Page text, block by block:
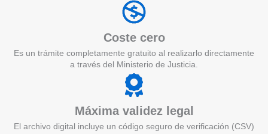
Coste cero
Es un trámite completamente gratuito al realizarlo directamente
a través del Ministerio de Justicia.
Máxima validez legal
El archivo digital incluye un código seguro de verificación (CSV)